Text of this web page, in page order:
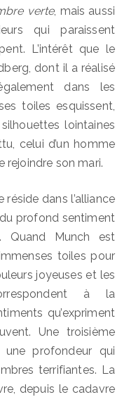
verte, mais aussi
qui paraissent
L’intérêt que le
dont il a réalisé
dans les
toiles esquissent,
lointaines
celui d’un homme
rejoindre son mari.
dans l’alliance
profond sentiment
Quand Munch est
toiles pour
joyeuses et les
à la
qu’expriment
Une troisième
une profondeur qui
terrifiantes. La
depuis le cadavre